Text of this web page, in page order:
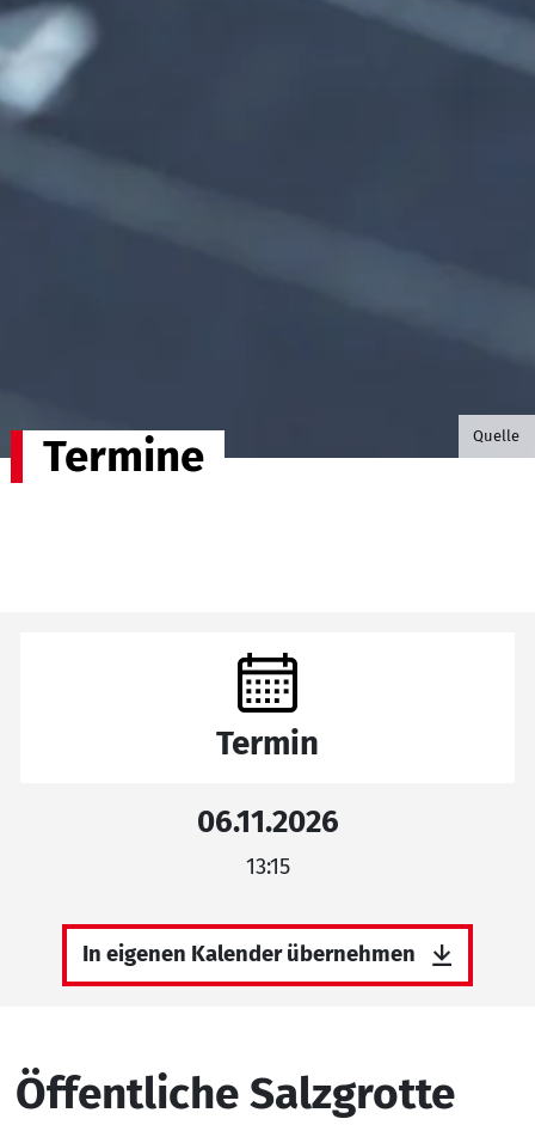
©B.G.
Quelle
Termine
Öffentliche Salzgrotte
Termin
06.11.2026
13:15
In eigenen Kalender übernehmen